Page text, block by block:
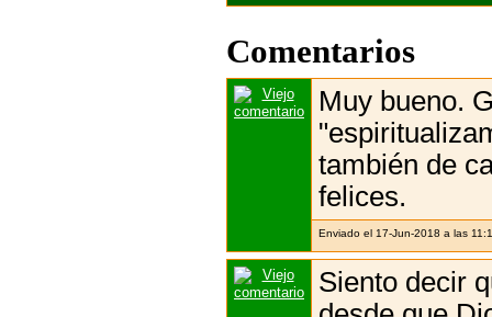
Comentarios
Muy bueno.
también de
felices.
Enviado el 17-Jun-2018 a las
Siento decir